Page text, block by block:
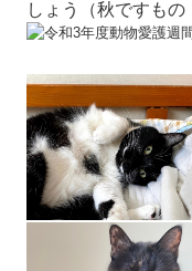
しょう（秋ですもの